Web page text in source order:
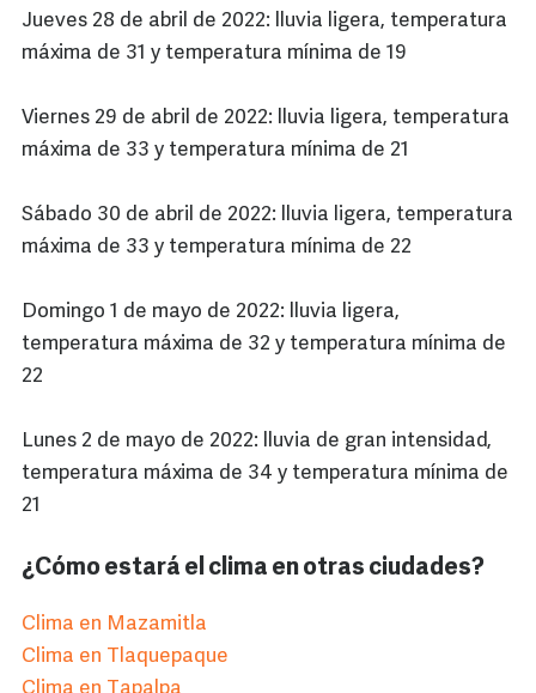
Jueves 28 de abril de 2022: lluvia ligera, temperatura
máxima de 31 y temperatura mínima de 19
Viernes 29 de abril de 2022: lluvia ligera, temperatura
máxima de 33 y temperatura mínima de 21
Sábado 30 de abril de 2022: lluvia ligera, temperatura
máxima de 33 y temperatura mínima de 22
Domingo 1 de mayo de 2022: lluvia ligera,
temperatura máxima de 32 y temperatura mínima de
22
Lunes 2 de mayo de 2022: lluvia de gran intensidad,
temperatura máxima de 34 y temperatura mínima de
21
¿Cómo estará el clima en otras ciudades?
Clima en Mazamitla
Clima en Tlaquepaque